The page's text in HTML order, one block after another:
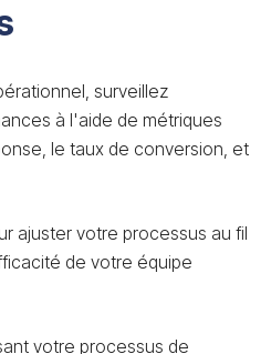
surveillez
à l'aide de métriques
le taux de conversion, et
ajuster votre processus au fil
de votre équipe
votre processus de